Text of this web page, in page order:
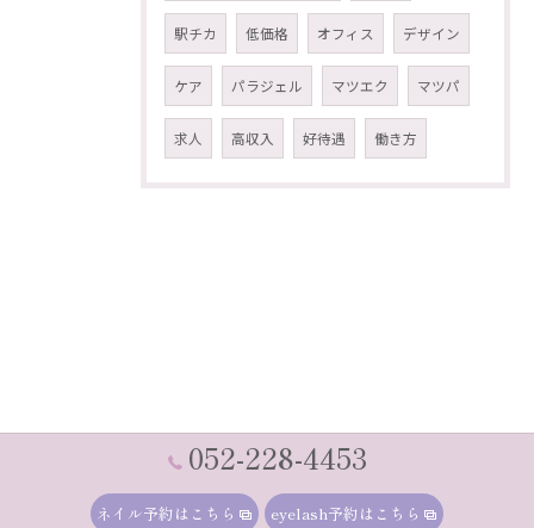
駅チカ 低価格 オフィス デザイン
ケア パラジェル マツエク マツパ
求人 高収入 好待遇 働き方
052-228-4453
ネイル予約はこちら eyelash予約はこちら